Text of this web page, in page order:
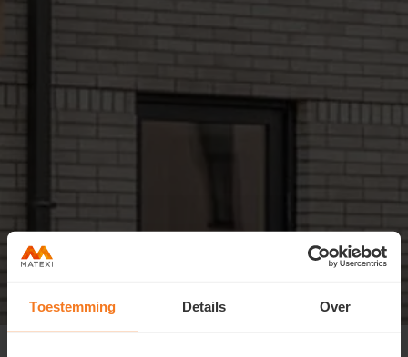
Toestemming Details Over
Kijkdag zondag 16 maart van 10u -